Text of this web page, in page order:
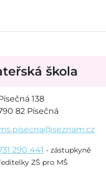
škola
138
82 Písečná
290 441 - zástupkyně
ZŠ pro MŠ